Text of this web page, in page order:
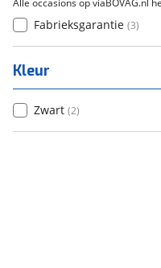
Alle occasions op viaBOVAG.nl
Fabrieksgarantie (3)
Kleur
Zwart (2)